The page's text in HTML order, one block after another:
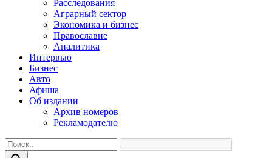
Расследования
Аграрный сектор
Экономика и бизнес
Православие
Аналитика
Интервью
Бизнес
Авто
Афиша
Об издании
Архив номеров
Рекламодателю